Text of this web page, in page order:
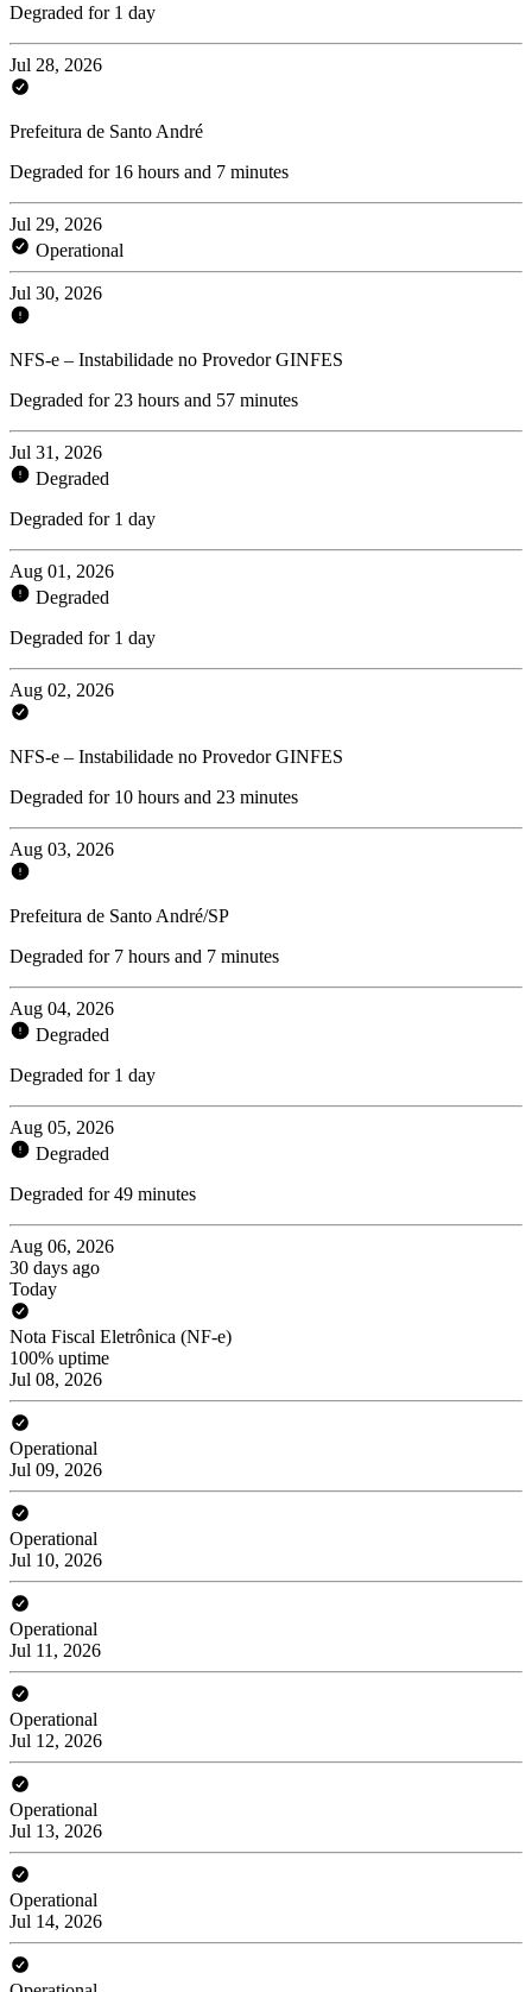
Degraded for 1 day
Jul 28, 2026
Prefeitura de Santo André
Degraded for 16 hours and 7 minutes
Jul 29, 2026
Operational
Jul 30, 2026
NFS-e – Instabilidade no Provedor GINFES
Degraded for 23 hours and 57 minutes
Jul 31, 2026
Degraded
Degraded for 1 day
Aug 01, 2026
Degraded
Degraded for 1 day
Aug 02, 2026
NFS-e – Instabilidade no Provedor GINFES
Degraded for 10 hours and 23 minutes
Aug 03, 2026
Prefeitura de Santo André/SP
Degraded for 7 hours and 7 minutes
Aug 04, 2026
Degraded
Degraded for 1 day
Aug 05, 2026
Degraded
Degraded for 49 minutes
Aug 06, 2026
30 days ago
Today
Nota Fiscal Eletrônica (NF-e)
100% uptime
Jul 08, 2026
Operational
Jul 09, 2026
Operational
Jul 10, 2026
Operational
Jul 11, 2026
Operational
Jul 12, 2026
Operational
Jul 13, 2026
Operational
Jul 14, 2026